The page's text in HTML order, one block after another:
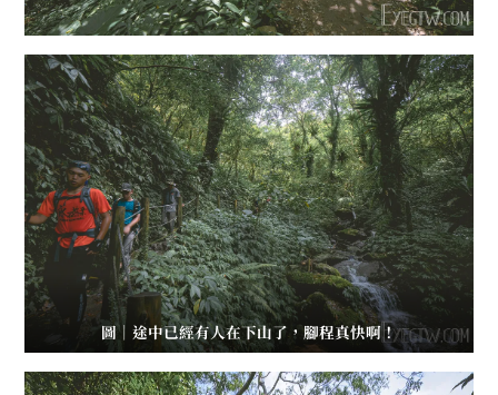
圖｜途中已經有人在下山了，腳程真快啊！